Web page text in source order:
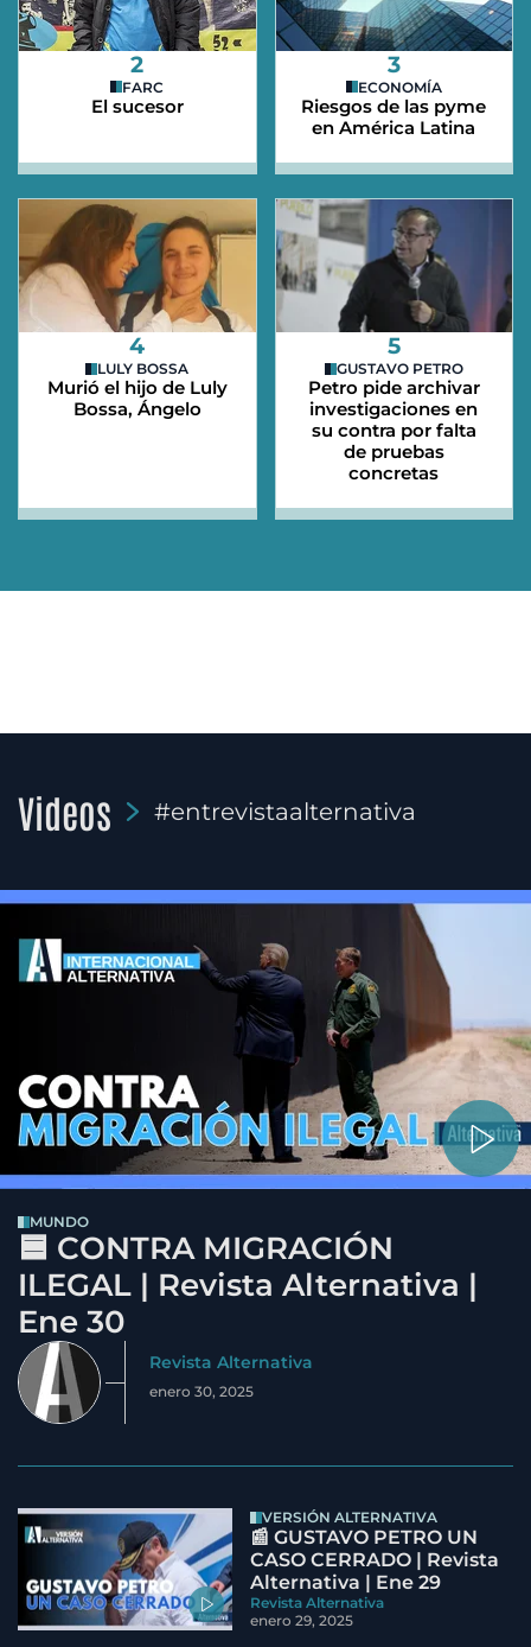
2
FARC
El sucesor
3
ECONOMÍA
Riesgos de las pyme
en América Latina
4
LULY BOSSA
Murió el hijo de Luly
Bossa, Ángelo
5
GUSTAVO PETRO
Petro pide archivar
investigaciones en
su contra por falta
de pruebas
concretas
Videos #entrevistaalternativa
MUNDO
🟦 CONTRA MIGRACIÓN
ILEGAL | Revista Alternativa |
Ene 30
Revista Alternativa
enero 30, 2025
VERSIÓN ALTERNATIVA
📰 GUSTAVO PETRO UN
CASO CERRADO | Revista
Alternativa | Ene 29
Revista Alternativa
enero 29, 2025